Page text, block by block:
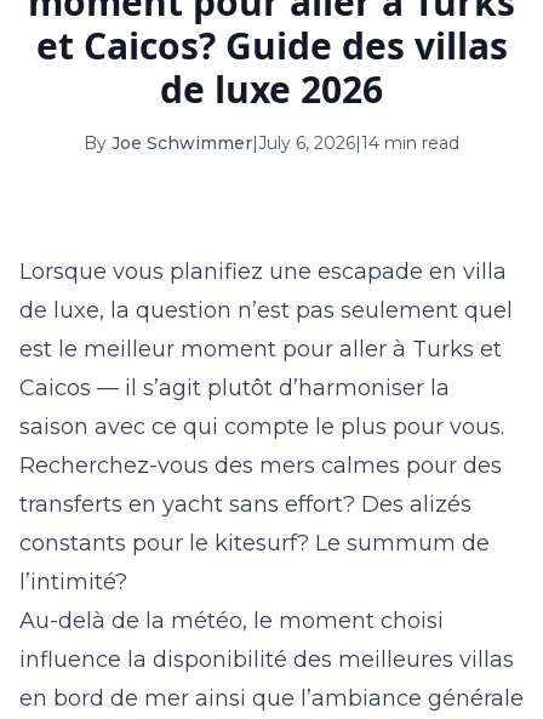
16 17 18 19 20 21 22
24 25 27 28
1 2 3 4 5
6
13 14 15 16 17 18 19
20 21 22 23 24 25 26
et Caicos? Guide des villas
de luxe 2026
By Joe Schwimmer|July 6, 2026|14 min read
Lorsque vous planifiez une escapade en villa
de luxe, la question n’est pas seulement quel
est le meilleur moment pour aller à Turks et
Caicos — il s’agit plutôt d’harmoniser la
saison avec ce qui compte le plus pour vous.
Recherchez-vous des mers calmes pour des
transferts en yacht sans effort? Des alizés
constants pour le kitesurf? Le summum de
l’intimité?
Au-delà de la météo, le moment choisi
influence la disponibilité des meilleures villas
en bord de mer ainsi que l’ambiance générale